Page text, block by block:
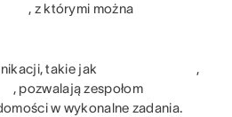
, z którymi można
takie jak
,
, pozwalają zespołom
w wykonalne zadania.